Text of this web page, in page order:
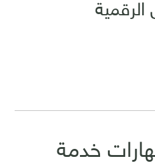
خدمة